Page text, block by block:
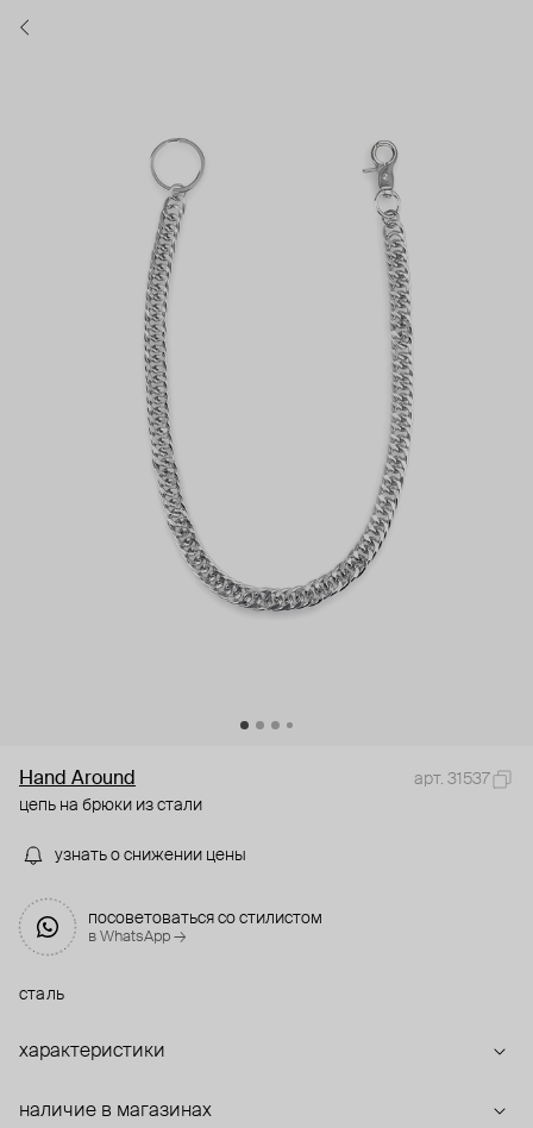
Hand Around
арт. 31537
цепь на брюки из стали
узнать о снижении цены
посоветоваться со стилистом
в WhatsApp →
сталь
характеристики
наличие в магазинах